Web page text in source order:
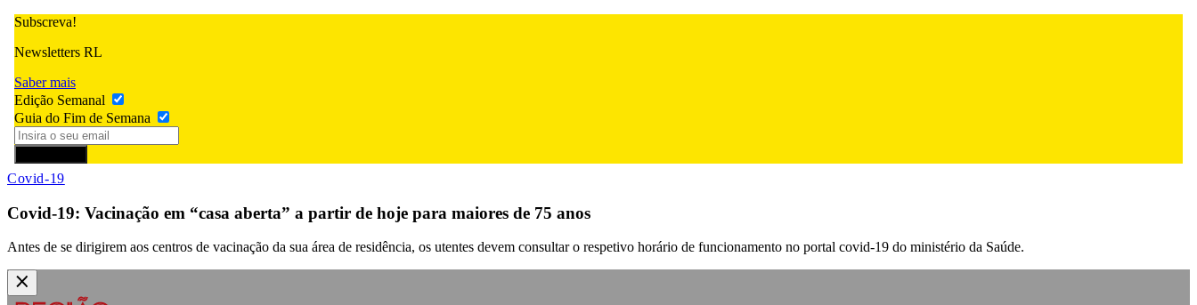
Subscreva!
Newsletters RL
Saber mais
Edição Semanal
Guia do Fim de Semana
Covid-19
Covid-19: Vacinação em “casa aberta” a partir de hoje para maiores de 75 anos
Antes de se dirigirem aos centros de vacinação da sua área de residência, os utentes devem consultar o respetivo horário de funcionamento no portal covid-19 do ministério da Saúde.